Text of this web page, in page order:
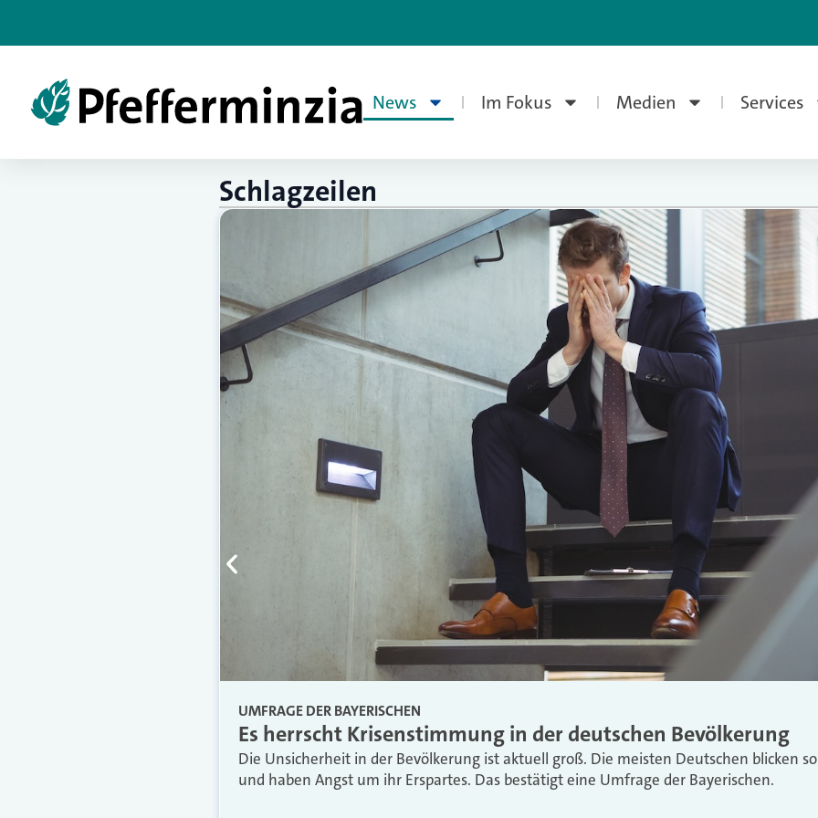
News Im Fokus Medien Services
Schlagzeilen
UMFRAGE DER BAYERISCHEN
Es herrscht Krisenstimmung in der deutschen Bevölkerung
Die Unsicherheit in der Bevölkerung ist aktuell groß. Die meisten Deutschen blicken
und haben Angst um ihr Erspartes. Das bestätigt eine Umfrage der Bayerischen.